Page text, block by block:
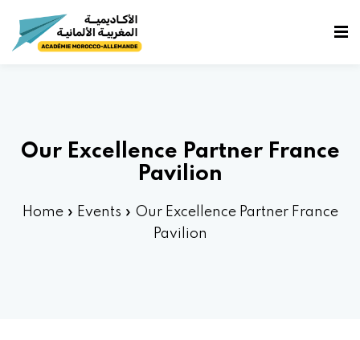
Our Excellence Partner France
Pavilion
Home» Events » Our Excellence Partner France
Pavilion